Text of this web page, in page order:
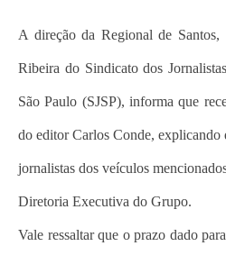
A direção da Regional de
Ribeira do Sindicato dos
São Paulo (SJSP), informa que
do editor Carlos Conde, explicando
jornalistas dos veículos
Diretoria Executiva do Grupo.
Vale ressaltar que o prazo dado